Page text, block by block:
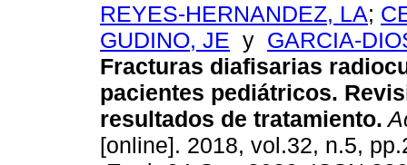
REYES-HERNANDEZ, LA;
GUDINO, JE y GARCIA-
Fracturas diafisarias
pacientes pediátricos.
resultados de tratamiento.
[online]. 2018, vol.32, n.5,